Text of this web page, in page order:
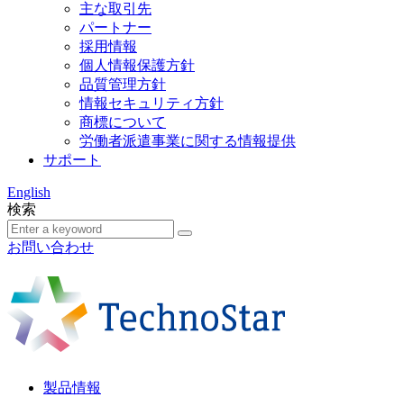
主な取引先
パートナー
採用情報
個人情報保護方針
品質管理方針
情報セキュリティ方針
商標について
労働者派遣事業に関する情報提供
サポート
English
検索
お問い合わせ
製品情報